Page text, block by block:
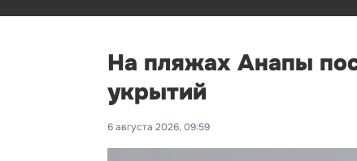
На пляжах Анапы
укрытий
6 августа 2026, 09:59